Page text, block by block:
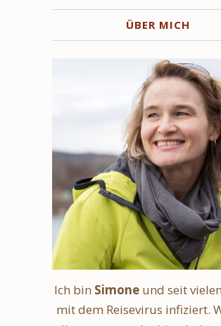
ÜBER MICH
Ich bin Simone und seit
mit dem Reisevirus infiziert.